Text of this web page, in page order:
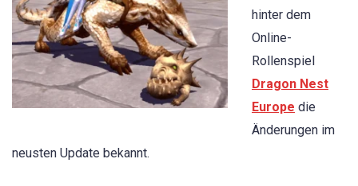
hinter dem
Online-
Rollenspiel
Dragon Nest
Europe die
Änderungen im
neusten Update bekannt.